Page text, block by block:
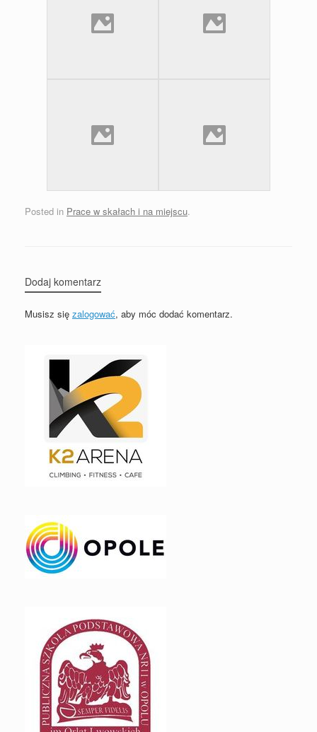
Posted in Prace w skałach i na miejscu.
Dodaj komentarz
Musisz się zalogować, aby móc dodać komentarz.